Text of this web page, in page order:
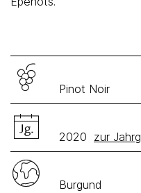
Pinot Noir
2020 zur
Burgund